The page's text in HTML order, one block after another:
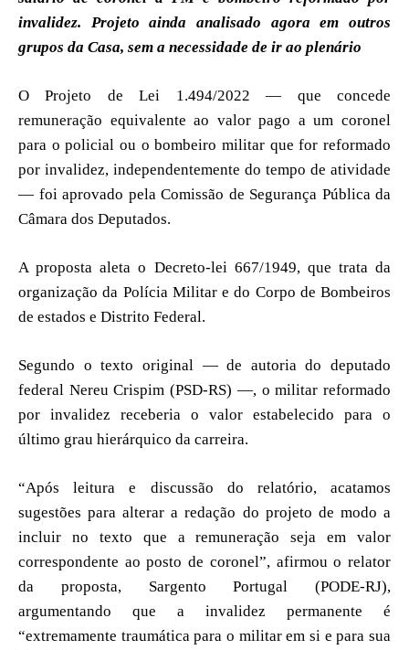
invalidez. Projeto ainda analisado agora em outros
grupos da Casa, sem a necessidade de ir ao plenário
O Projeto de Lei 1.494/2022 — que concede
remuneração equivalente ao valor pago a um coronel
para o policial ou o bombeiro militar que for reformado
por invalidez, independentemente do tempo de atividade
— foi aprovado pela Comissão de Segurança Pública da
Câmara dos Deputados.
A proposta aleta o Decreto-lei 667/1949, que trata da
organização da Polícia Militar e do Corpo de Bombeiros
de estados e Distrito Federal.
Segundo o texto original — de autoria do deputado
federal Nereu Crispim (PSD-RS) —, o militar reformado
por invalidez receberia o valor estabelecido para o
último grau hierárquico da carreira.
“Após leitura e discussão do relatório, acatamos
sugestões para alterar a redação do projeto de modo a
incluir no texto que a remuneração seja em valor
correspondente ao posto de coronel”, afirmou o relator
da proposta, Sargento Portugal (PODE-RJ),
argumentando que a invalidez permanente é
“extremamente traumática para o militar em si e para sua